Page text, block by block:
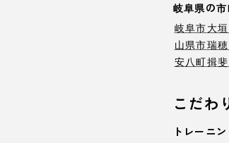
岐阜県の
岐阜市大
山県市瑞
安八町揖
こだわ
トレーニ